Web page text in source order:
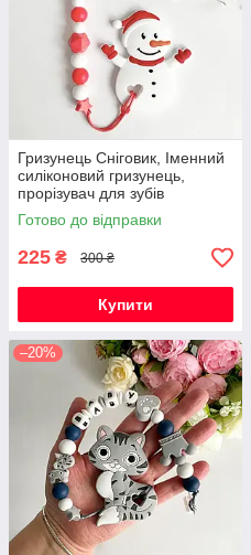
Гризунець Сніговик, Іменний
силіконовий гризунець,
прорізувач для зубів
Готово до відправки
225 ₴ 300 ₴
Купити
–20%